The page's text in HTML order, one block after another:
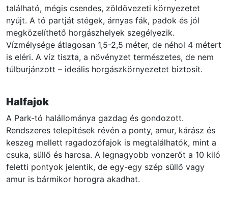
található, mégis csendes, zöldövezeti környezetet
nyújt. A tó partját stégek, árnyas fák, padok és jól
megközelíthető horgászhelyek szegélyezik.
Vízmélysége átlagosan 1,5-2,5 méter, de néhol 4 métert
is eléri. A víz tiszta, a növényzet természetes, de nem
túlburjánzott – ideális horgászkörnyezetet biztosít.
Halfajok
A Park-tó halállománya gazdag és gondozott.
Rendszeres telepítések révén a ponty, amur, kárász és
keszeg mellett ragadozófajok is megtalálhatók, mint a
csuka, süllő és harcsa. A legnagyobb vonzerőt a 10 kiló
feletti pontyok jelentik, de egy-egy szép süllő vagy
amur is bármikor horogra akadhat.